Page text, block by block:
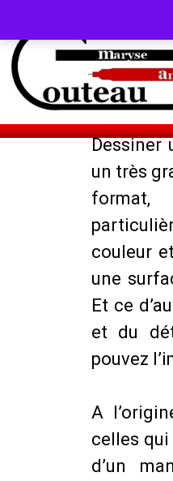
Dessiner
un très
couleur
une
Et ce
et du
pouvez
A
celles
d’un